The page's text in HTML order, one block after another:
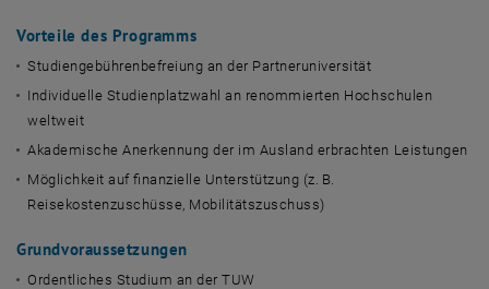
Asien / Korea - Pusan NU
Asien / Taiwan - NTUT, Taipei
Asien / Taiwan - TMU, Taipei
Asien / TIME
Europa / Deutschland - LU Hannover
Europa / Deutschland - TU Darmstadt
Europa / TIME
Vorteile des Programms
Studiengebührenbefreiung an der Partneruniversität
Individuelle Studienplatzwahl an renommierten Hochschulen
weltweit
Akademische Anerkennung der im Ausland erbrachten Leistungen
Möglichkeit auf finanzielle Unterstützung (z. B.
Reisekostenzuschüsse, Mobilitätszuschuss)
Grundvoraussetzungen
Ordentliches Studium an der TUW